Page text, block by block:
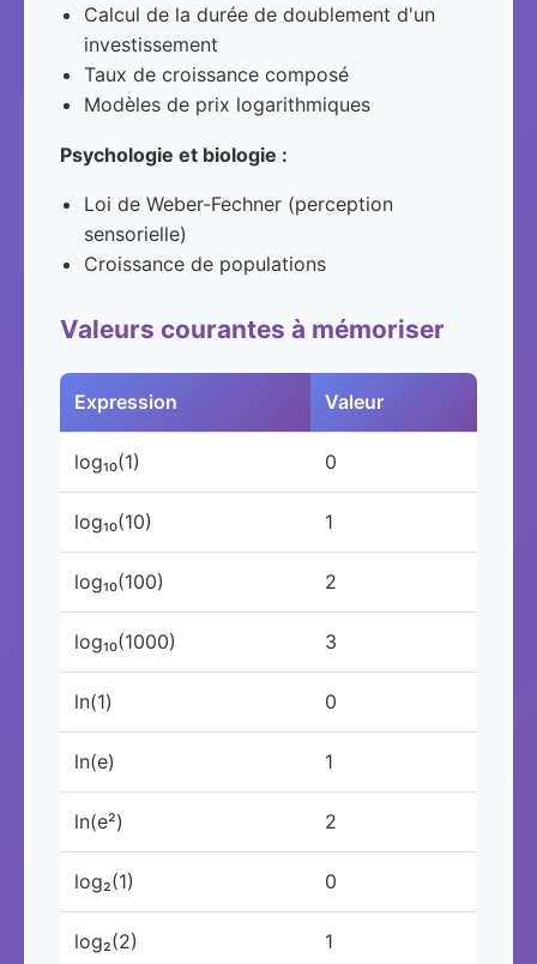
Calcul de la durée de doublement d'un
investissement
Taux de croissance composé
Modèles de prix logarithmiques
Psychologie et biologie :
Loi de Weber-Fechner (perception
sensorielle)
Croissance de populations
Valeurs courantes à mémoriser
Expression Valeur
log₁₀(1) 0
log₁₀(10) 1
log₁₀(100) 2
log₁₀(1000) 3
ln(1) 0
ln(e) 1
ln(e²) 2
log₂(1) 0
log₂(2) 1